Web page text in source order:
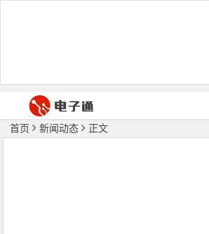
首页 新闻动态 正文